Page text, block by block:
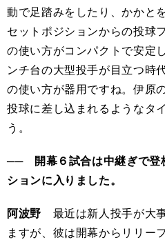
動で足踏みをしたり、かかと
セットポジションからの投球
の使い方がコンパクトで安定
ンチ台の大型投手が目立つ時
の使い方が器用ですね。伊原
投球に差し込まれるようなタ
う。
── 開幕６試合は中継ぎで登
ションに入りました。
阿波野 最近は新人投手が大
ますが、彼は開幕からリリー